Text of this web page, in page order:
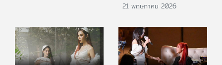
21 พฤษภาคม 2026